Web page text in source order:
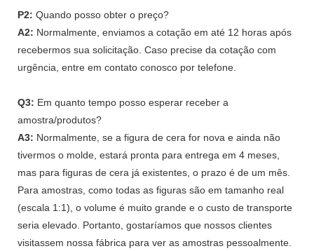
P2: Quando posso obter o preço?
A2: Normalmente, enviamos a cotação em até 12 horas após
recebermos sua solicitação. Caso precise da cotação com
urgência, entre em contato conosco por telefone.
Q3: Em quanto tempo posso esperar receber a
amostra/produtos?
A3: Normalmente, se a figura de cera for nova e ainda não
tivermos o molde, estará pronta para entrega em 4 meses,
mas para figuras de cera já existentes, o prazo é de um mês.
Para amostras, como todas as figuras são em tamanho real
(escala 1:1), o volume é muito grande e o custo de transporte
seria elevado. Portanto, gostaríamos que nossos clientes
visitassem nossa fábrica para ver as amostras pessoalmente.